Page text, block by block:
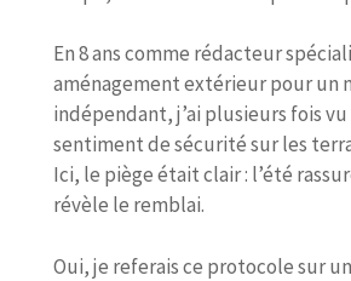
En 8 ans comme rédacteur
aménagement extérieur pour un
indépendant, j’ai plusieurs fois vu
sentiment de sécurité sur les
Ici, le piège était clair : l’été
révèle le remblai.
Oui, je referais ce protocole sur